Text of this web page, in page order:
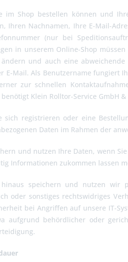
im Shop bestellen können und
Ihren Nachnamen, Ihre E-Mail-
(nur bei
in unserem Online-Shop
und auch eine
E-Mail. Als Benutzername fungiert
zur schnellen
Klein Rolltor-Service GmbH
sich registrieren oder eine
Daten im Rahmen der
und nutzen Ihre Daten, wenn
Informationen zukommen lassen
speichern und nutzen wir
oder sonstiges rechtswidriges
bei Angriffen auf unsere IT-
aufgrund behördlicher oder